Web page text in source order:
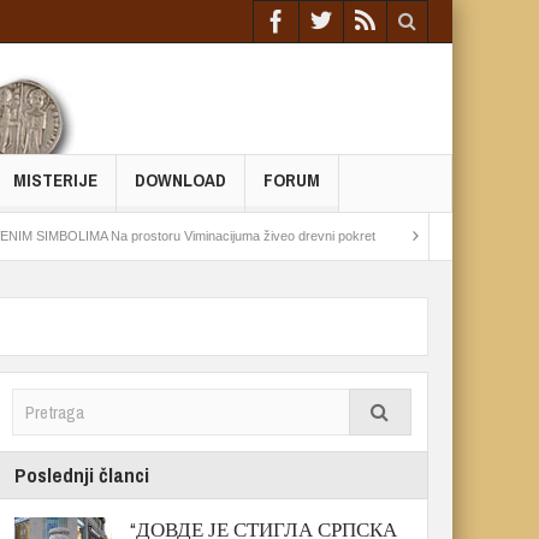
MISTERIJE DOWNLOAD FORUM
Na prostoru Viminacijuma živeo drevni pokret Epohalno otkriće: Arheolozi
Poslednji članci
“ДОВДЕ ЈЕ СТИГЛА СРПСКА